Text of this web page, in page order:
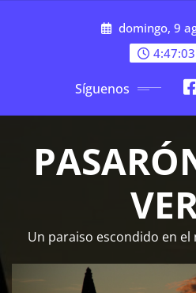
domingo, 9
Síguenos
Un paraiso escondido en